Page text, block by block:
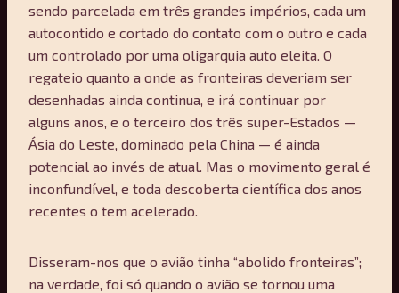
sendo parcelada em três grandes impérios, cada um
autocontido e cortado do contato com o outro e cada
um controlado por uma oligarquia auto eleita. O
regateio quanto a onde as fronteiras deveriam ser
desenhadas ainda continua, e irá continuar por
alguns anos, e o terceiro dos três super-Estados —
Ásia do Leste, dominado pela China — é ainda
potencial ao invés de atual. Mas o movimento geral é
inconfundível, e toda descoberta científica dos anos
recentes o tem acelerado.
Disseram-nos que o avião tinha “abolido fronteiras”;
na verdade, foi só quando o avião se tornou uma